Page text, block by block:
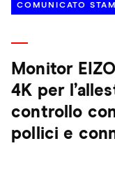
COMUNICATO
Monitor
4K per
controllo
pollici e